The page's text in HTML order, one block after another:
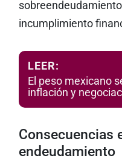
incumplimiento
LEER:
El peso mexicano
inflación y
Consecuencias
endeudamiento